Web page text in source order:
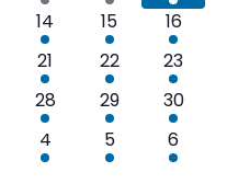
evenementevenementen
1
evenement
14
3
evenementen
15
116
1
evenement
21
1
evenement
22
123
2
evenementen
28
2
evenementen
29
2
30
1
evenement
4
2
evenementen
5
2
6